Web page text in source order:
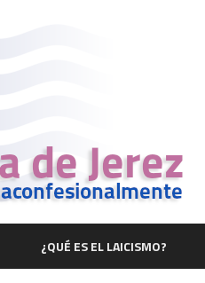
Saltar
contenido¿QUÉ ES EL LAICISMO?